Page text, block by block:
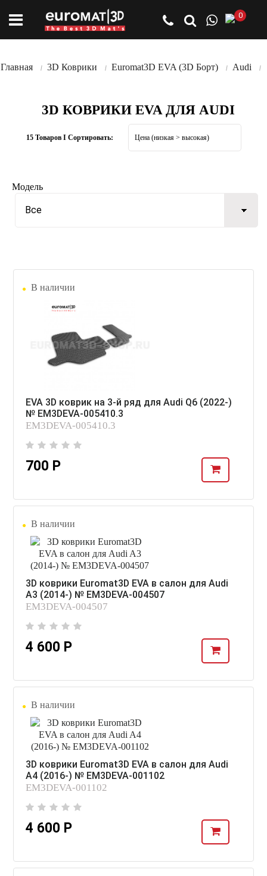
0
Главная 3D Коврики Euromat3D EVA (3D Борт) Audi
3D КОВРИКИ EVA ДЛЯ AUDI
15 Товаров I Сортировать:
Модель
Все
В наличии
EVA 3D коврик на 3-й ряд для Audi Q6 (2022-)
№ EM3DEVA-005410.3
EM3DEVA-005410.3
700 Р
В наличии
3D коврики Euromat3D EVA в салон для Audi
A3 (2014-) № EM3DEVA-004507
EM3DEVA-004507
4 600 Р
В наличии
3D коврики Euromat3D EVA в салон для Audi
A4 (2016-) № EM3DEVA-001102
EM3DEVA-001102
4 600 Р